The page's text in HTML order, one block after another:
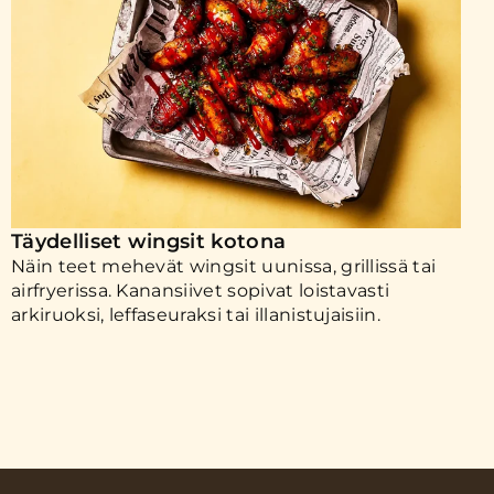
Täydelliset wingsit kotona
Näin teet mehevät wingsit uunissa, grillissä tai
airfryerissa. Kanansiivet sopivat loistavasti
arkiruoksi, leffaseuraksi tai illanistujaisiin.